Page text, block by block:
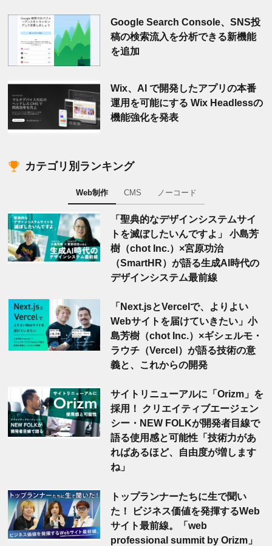
Google Search Console、SNS投
稿の検索流入を分析できる新機能
を追加
Wix、AI で開発したアプリの本番
運用を可能にする Wix Headlessの
機能強化を発表
カテゴリ別ランキング
Web制作 CMS ノーコード
「聖典的なデザインシステムサイ
トを滅ぼしたいんですよ」 小島芳
樹（chot Inc.）×宮原功治
（SmartHR）が語る生成AI時代の
デザインシステム最前線
「Next.jsとVercelで、よりよい
Webサイトを届けていきたい」小
島芳樹（chot Inc.）×ギシェルモ・
ラウチ（Vercel）が語る技術の意
義と、これからの開発
サイトリニューアルに「Orizm」を
採用！ クリエイティブエージェン
シー・NEW FOLKが開発者目線で
語る使用感と可能性「技術力があ
ればあるほど、自由度が増します
ね」
トップランナーたちに生で聞い
た！ ビジネス価値を発揮するWeb
サイト最前線。「web
professional summit by Orizm」